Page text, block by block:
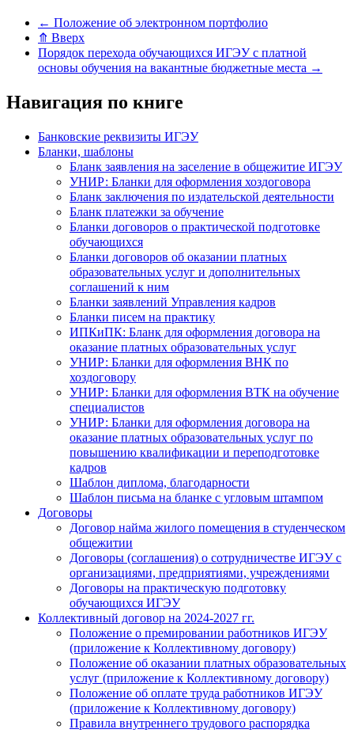
← Положение об электронном портфолио
⤊ Вверх
Порядок перехода обучающихся ИГЭУ с платной
основы обучения на вакантные бюджетные места →
Навигация по книге
Банковские реквизиты ИГЭУ
Бланки, шаблоны
Бланк заявления на заселение в общежитие ИГЭУ
УНИР: Бланки для оформления хоздоговора
Бланк заключения по издательской деятельности
Бланк платежки за обучение
Бланки договоров о практической подготовке
обучающихся
Бланки договоров об оказании платных
образовательных услуг и дополнительных
соглашений к ним
Бланки заявлений Управления кадров
Бланки писем на практику
ИПКиПК: Бланк для оформления договора на
оказание платных образовательных услуг
УНИР: Бланки для оформления ВНК по
хоздоговору
УНИР: Бланки для оформления ВТК на обучение
специалистов
УНИР: Бланки для оформления договора на
оказание платных образовательных услуг по
повышению квалификации и переподготовке
кадров
Шаблон диплома, благодарности
Шаблон письма на бланке с угловым штампом
Договоры
Договор найма жилого помещения в студенческом
общежитии
Договоры (соглашения) о сотрудничестве ИГЭУ с
организациями, предприятиями, учреждениями
Договоры на практическую подготовку
обучающихся ИГЭУ
Коллективный договор на 2024-2027 гг.
Положение о премировании работников ИГЭУ
(приложение к Коллективному договору)
Положение об оказании платных образовательных
услуг (приложение к Коллективному договору)
Положение об оплате труда работников ИГЭУ
(приложение к Коллективному договору)
Правила внутреннего трудового распорядка